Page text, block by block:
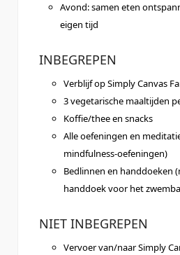
Avond: samen eten
eigen tijd
INBEGREPEN
Verblijf op Simply Canvas
3 vegetarische maaltijden
Koffie/thee en snacks
Alle oefeningen en
mindfulness-oefeningen)
Bedlinnen en handdoeken
handdoek voor het
NIET INBEGREPEN
Vervoer van/naar Simply